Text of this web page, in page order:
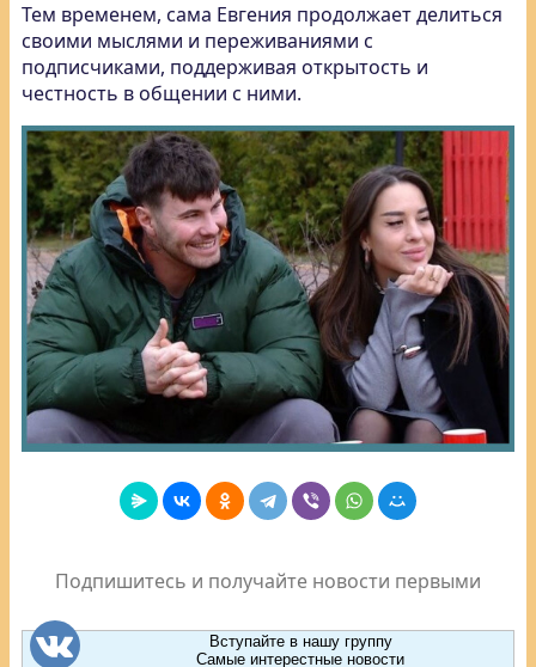
Тем временем, сама Евгения продолжает делиться
своими мыслями и переживаниями с
подписчиками, поддерживая открытость и
честность в общении с ними.
Подпишитесь и получайте новости первыми
Вступайте в нашу группу
Самые интерестные новости